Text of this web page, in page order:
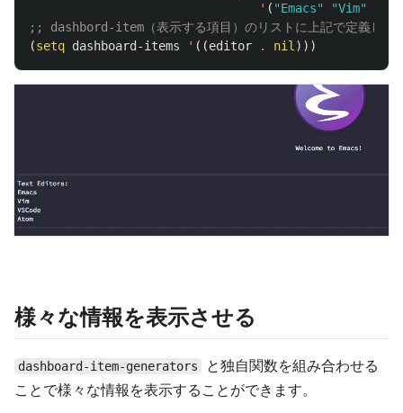
' ( "Emacs" "Vim"
;; dashbord-item（表示する項目）のリストに上記で定義した
(setq dashboard-items ' ((editor . nil )))
様々な情報を表示させる
dashboard-item-generators
と独自関数を組み合わせる
ことで様々な情報を表示することができます。